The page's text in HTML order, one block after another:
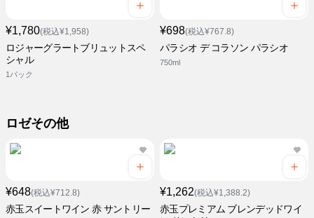
¥1,780(税込¥1,958)
ロジャーグラートブリュットスペ
シャル
1パック
¥698(税込¥767.8)
パラシオ デ コラソン パラシオ
750ml
ロゼその他
¥648(税込¥712.8)
赤玉スイートワイン 赤 サントリー
¥1,262(税込¥1,388.2)
赤玉プレミアム ブレンデッドワイ